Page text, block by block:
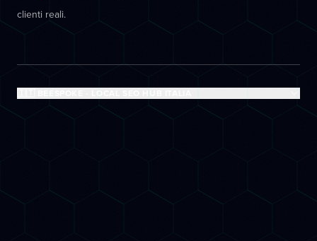
clienti reali.